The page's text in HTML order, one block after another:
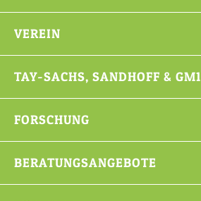
VEREIN
TAY-SACHS, SANDHOFF & GM1
FORSCHUNG
BERATUNGSANGEBOTE